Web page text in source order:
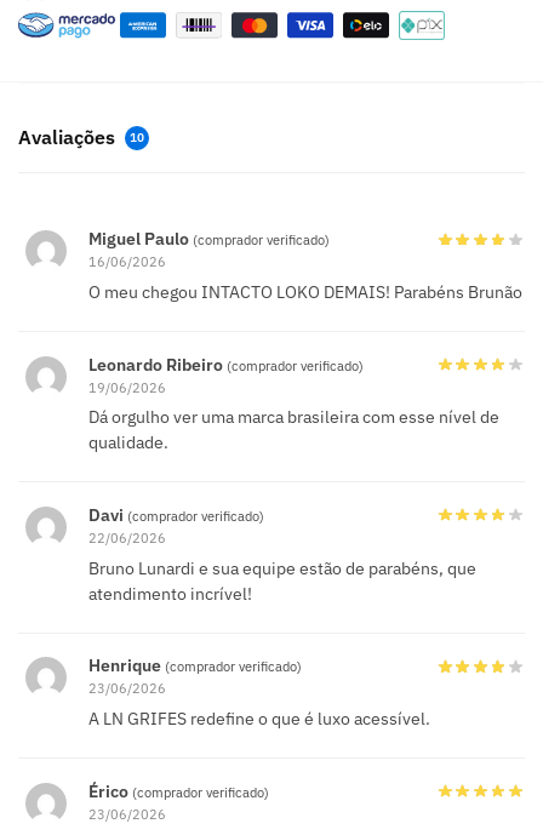
Avaliações 10
Miguel Paulo (comprador verificado)
16/06/2026
O meu chegou INTACTO LOKO DEMAIS! Parabéns Brunão
Leonardo Ribeiro (comprador verificado)
19/06/2026
Dá orgulho ver uma marca brasileira com esse nível de
qualidade.
Davi (comprador verificado)
22/06/2026
Bruno Lunardi e sua equipe estão de parabéns, que
atendimento incrível!
Henrique (comprador verificado)
23/06/2026
A LN GRIFES redefine o que é luxo acessível.
Érico (comprador verificado)
23/06/2026